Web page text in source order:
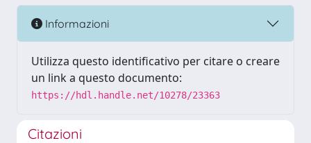
Informazioni
Utilizza questo identificativo per citare o creare
un link a questo documento:
https://hdl.handle.net/10278/23363
Citazioni